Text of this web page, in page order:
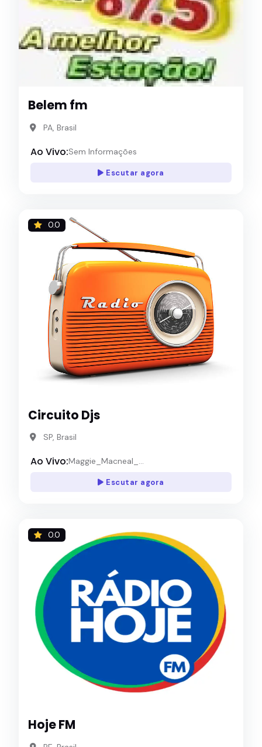
Belem fm
PA, Brasil
Ao Vivo:Sem Informações
Escutar agora
0.0
Circuito Djs
SP, Brasil
Ao Vivo:Maggie_Macneal_...
Escutar agora
0.0
Hoje FM